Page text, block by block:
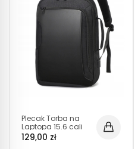
Plecak Torba na
Laptopa 15.6 cali
USB Jack (I187)
129,00 zł